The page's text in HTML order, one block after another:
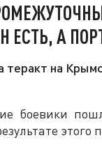
ЕСТЬ, А
теракт на
боевики